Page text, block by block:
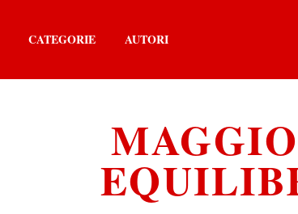
CATEGORIE AUTORI